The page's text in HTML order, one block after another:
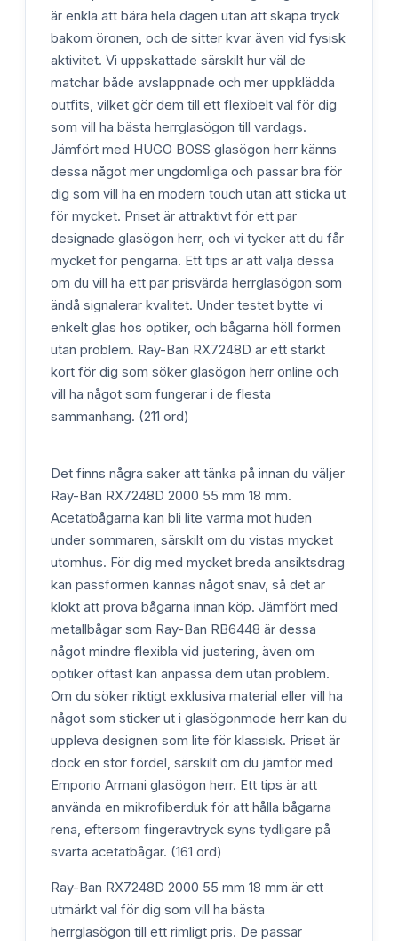
är enkla att bära hela dagen utan att skapa tryck
bakom öronen, och de sitter kvar även vid fysisk
aktivitet. Vi uppskattade särskilt hur väl de
matchar både avslappnade och mer uppklädda
outfits, vilket gör dem till ett flexibelt val för dig
som vill ha bästa herrglasögon till vardags.
Jämfört med HUGO BOSS glasögon herr känns
dessa något mer ungdomliga och passar bra för
dig som vill ha en modern touch utan att sticka ut
för mycket. Priset är attraktivt för ett par
designade glasögon herr, och vi tycker att du får
mycket för pengarna. Ett tips är att välja dessa
om du vill ha ett par prisvärda herrglasögon som
ändå signalerar kvalitet. Under testet bytte vi
enkelt glas hos optiker, och bågarna höll formen
utan problem. Ray-Ban RX7248D är ett starkt
kort för dig som söker glasögon herr online och
vill ha något som fungerar i de flesta
sammanhang. (211 ord)
Det finns några saker att tänka på innan du väljer
Ray-Ban RX7248D 2000 55 mm 18 mm.
Acetatbågarna kan bli lite varma mot huden
under sommaren, särskilt om du vistas mycket
utomhus. För dig med mycket breda ansiktsdrag
kan passformen kännas något snäv, så det är
klokt att prova bågarna innan köp. Jämfört med
metallbågar som Ray-Ban RB6448 är dessa
något mindre flexibla vid justering, även om
optiker oftast kan anpassa dem utan problem.
Om du söker riktigt exklusiva material eller vill ha
något som sticker ut i glasögonmode herr kan du
uppleva designen som lite för klassisk. Priset är
dock en stor fördel, särskilt om du jämför med
Emporio Armani glasögon herr. Ett tips är att
använda en mikrofiberduk för att hålla bågarna
rena, eftersom fingeravtryck syns tydligare på
svarta acetatbågar. (161 ord)
Ray-Ban RX7248D 2000 55 mm 18 mm är ett
utmärkt val för dig som vill ha bästa
herrglasögon till ett rimligt pris. De passar